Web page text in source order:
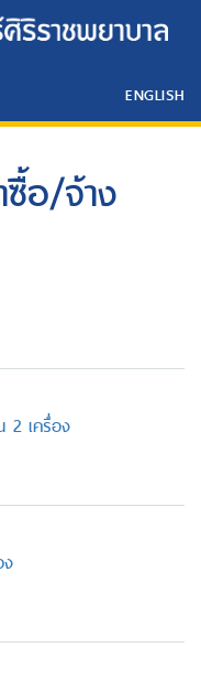
ENGLISH
อ/จ้าง
2 เครื่อง